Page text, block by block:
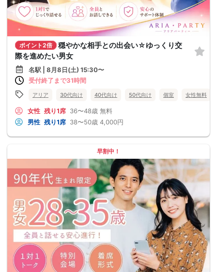
ポイント2倍
穏やかな相手との出会い☆ゆっくり交
際を進めたい男女
名駅 | 8月8日(土) 15:30〜
受付終了まで31時間
アリア 30代向け 40代向け 50代向け 個室 女性無料
女性 残り1席 36〜48歳 無料
男性 残り1席 38〜50歳 4,000円
早割中！